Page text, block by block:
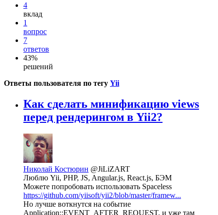
4
вклад
1
вопрос
7
ответов
43%
решений
Ответы пользователя по тегу Yii
Как сделать минификацию views
перед рендерингом в Yii2?
Николай Костюрин @JiLiZART
Люблю Yii, PHP, JS, Angular.js, React.js, БЭМ
Можете попробовать использовать Spaceless
https://github.com/yiisoft/yii2/blob/master/framew...
Но лучше воткнутся на событие
Application::EVENT_AFTER_REQUEST, и уже там